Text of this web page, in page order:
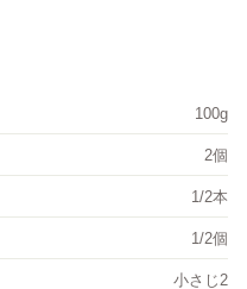
100g
2個
1/2本
1/2個
小さじ2